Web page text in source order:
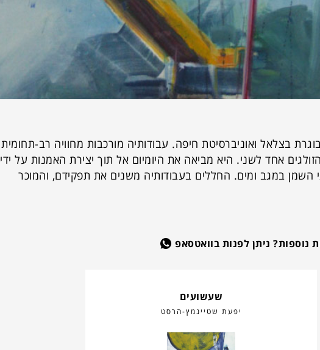
בצלאל ואוניברסיטת חיפה. עבודותיה מורכבות מחוויה רב-תחומית
אחד לשני. היא מביאה את היומיום אל תוך יצירת האמנות על ידי
השמן במגב ומים. החללים בעבודותיה משנים את תפקידם, והמוכר
נוספות? ניתן לפנות בוואטסאפ
שעשועים
יפעת שטיינמץ-הרסט